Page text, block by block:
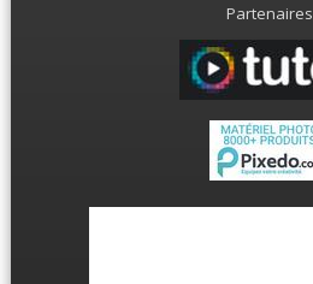
Partenaires